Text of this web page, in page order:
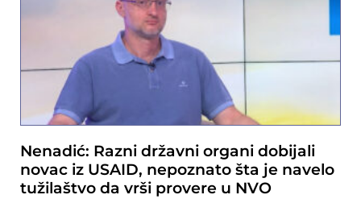
Nenadić: Razni državni organi dobijali
novac iz USAID, nepoznato šta je navelo
tužilaštvo da vrši provere u NVO